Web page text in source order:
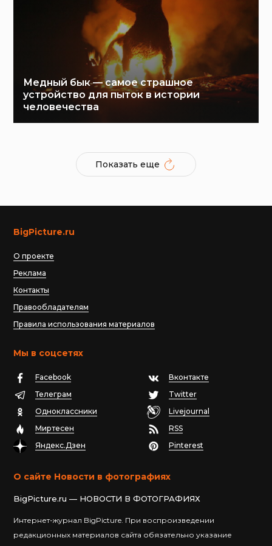
Медный бык — самое страшное
устройство для пыток в истории
человечества
Показать еще
BigPicture.ru
О проекте
Реклама
Контакты
Правообладателям
Правила использования материалов
Мы в соцсетях
Facebook
Вконтакте
Телеграм
Twitter
Одноклассники
Livejournal
Миртесен
RSS
Яндекс.Дзен
Pinterest
О сайте Новости в фотографиях
BigPicture.ru — НОВОСТИ В ФОТОГРАФИЯХ
Интернет-журнал BigPicture. При воспроизведении
редакционных материалов сайта обязательно указание